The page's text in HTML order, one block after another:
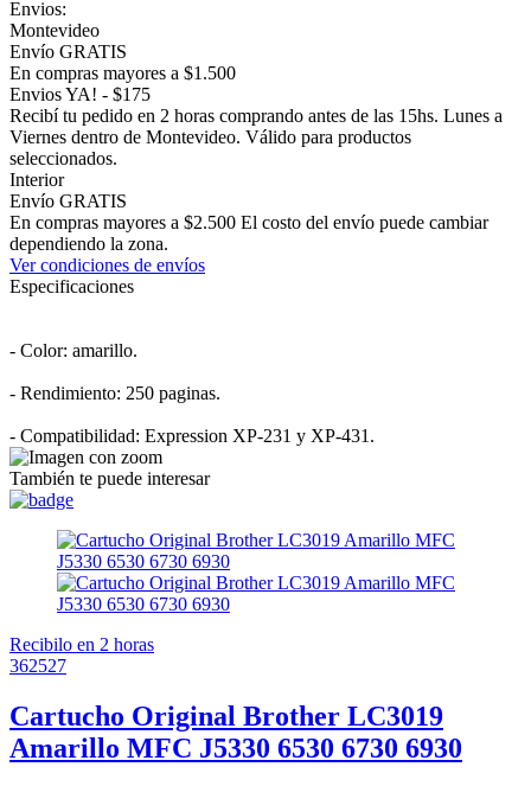
Envios:
Montevideo
Envío GRATIS
En compras mayores a $1.500
Envios YA! - $175
Recibí tu pedido en 2 horas comprando antes de las 15hs. Lunes a
Viernes dentro de Montevideo. Válido para productos
seleccionados.
Interior
Envío GRATIS
En compras mayores a $2.500 El costo del envío puede cambiar
dependiendo la zona.
Ver condiciones de envíos
Especificaciones
- Color: amarillo.
- Rendimiento: 250 paginas.
- Compatibilidad: Expression XP-231 y XP-431.
También te puede interesar
Recibilo en 2 horas
362527
Cartucho Original Brother LC3019
Amarillo MFC J5330 6530 6730 6930